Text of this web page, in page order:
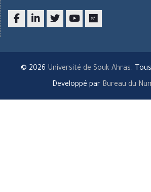
© 2026 Université de Souk Ahras.
Developpé par Bureau du